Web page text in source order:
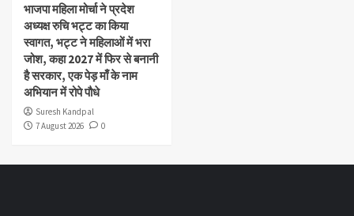
भाजपा महिला मोर्चा ने प्रदेश
अध्यक्ष रुचि भट्ट का किया
स्वागत, भट्ट ने महिलाओं में भरा
जोश, कहा 2027 में फिर से बनानी
है सरकार, एक पेड़ माँ के नाम
अभियान में रोपे पौधे
Suresh Kandpal
7 August 2026
0